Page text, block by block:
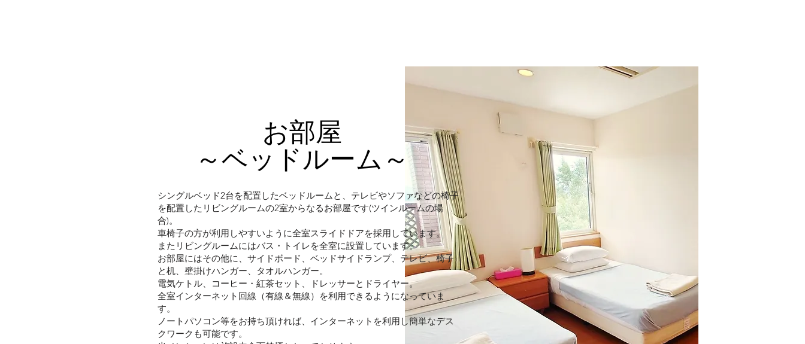
お部屋
～ベッドルーム～
シングルベッド2台を配置したベッドルームと、テレビやソファなどの椅子
を配置したリビングルームの2室からなるお部屋です(ツインルームの場
合)。
車椅子の方が利用しやすいように全室スライドドアを採用しています。
またリビングルームにはバス・トイレを全室に設置しています。
お部屋にはその他に、サイドボード、ベッドサイドランプ、テレビ、椅子
と机、壁掛けハンガー、タオルハンガー。
電気ケトル、コーヒー・紅茶セット、ドレッサーとドライヤー。
全室インターネット回線（有線＆無線）を利用できるようになっていま
す。
ノートパソコン等をお持ち頂ければ、インターネットを利用し簡単なデス
クワークも可能です。